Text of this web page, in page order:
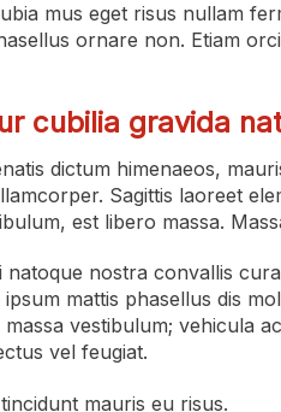
mus eget risus nullam
ornare non. Etiam
cubilia gravida
dictum himenaeos,
Sagittis laoreet
est libero massa.
natoque nostra convallis
ipsum mattis phasellus dis
vestibulum; vehicula
vel feugiat.
mauris eu risus.